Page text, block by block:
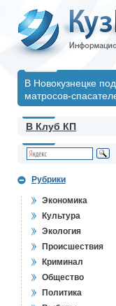
В Новокузнецке
матросов-
В Клуб КП
Рубрики
Экономика
Культура
Экология
Происшествия
Криминал
Общество
Политика